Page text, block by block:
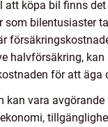
att köpa bil finns det
som bilentusiaster
halvförsäkring, kan
för att äga
kan vara avgörande